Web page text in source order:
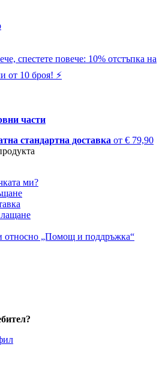
спестете повече: 10% отстъпка на
от 10 броя! ⚡️
части
стандартна доставка от € 79,90
ми?
относно „Помощ и поддръжка“